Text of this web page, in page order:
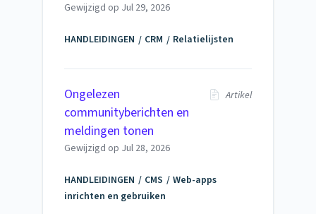
Gewijzigd op Jul 29, 2026
HANDLEIDINGEN CRM Relatielijsten
Ongelezen
communityberichten en
meldingen tonen
Artikel
Gewijzigd op Jul 28, 2026
HANDLEIDINGEN CMS
Web-apps
inrichten en gebruiken